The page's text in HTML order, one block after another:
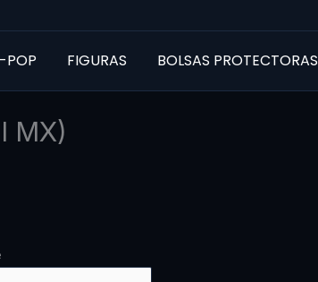
POP FIGURAS BOLSAS PROTECTORAS
MX)